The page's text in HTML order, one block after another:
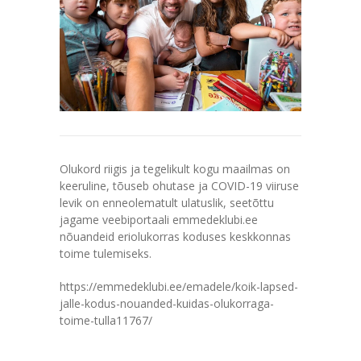
Olukord riigis ja tegelikult kogu maailmas on
keeruline, tõuseb ohutase ja COVID-19 viiruse
levik on enneolematult ulatuslik, seetõttu
jagame veebiportaali emmedeklubi.ee
nõuandeid eriolukorras koduses keskkonnas
toime tulemiseks.
https://emmedeklubi.ee/emadele/koik-lapsed-
jalle-kodus-nouanded-kuidas-olukorraga-
toime-tulla11767/